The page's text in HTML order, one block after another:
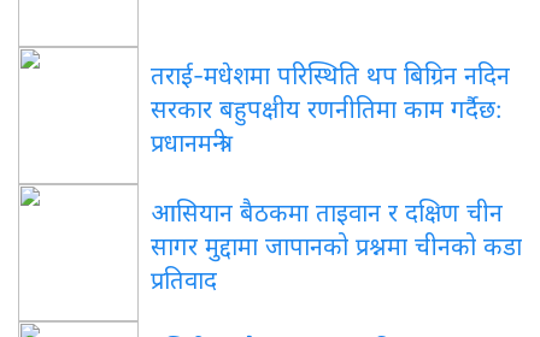
तराई-मधेशमा परिस्थिति थप बिग्रिन नदिन
सरकार बहुपक्षीय रणनीतिमा काम गर्दैछ:
प्रधानमन्त्री
आसियान बैठकमा ताइवान र दक्षिण चीन
सागर मुद्दामा जापानको प्रश्नमा चीनको कडा
प्रतिवाद